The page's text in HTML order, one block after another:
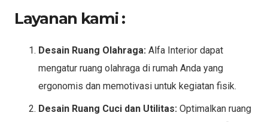
Layanan kami :
Desain Ruang Olahraga: Alfa Interior dapat
mengatur ruang olahraga di rumah Anda yang
ergonomis dan memotivasi untuk kegiatan fisik.
Desain Ruang Cuci dan Utilitas: Optimalkan ruang